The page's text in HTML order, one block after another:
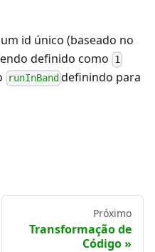
id único (baseado no
definido como 1
runInBand definindo para
Próximo
Transformação de
Código